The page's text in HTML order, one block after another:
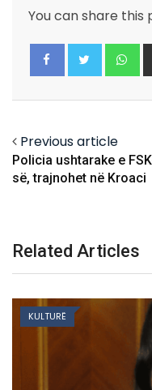
You can share this
Previous article
Policia ushtarake e
së, trajnohet në Kroaci
Related Articles
KULTURË